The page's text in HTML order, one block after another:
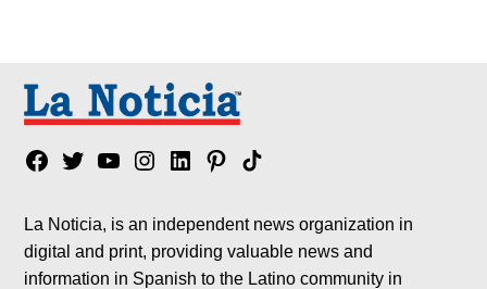
Facebook
TwitterYouTubeInstagram
LinkedinPinterest
Tik
La Noticia, is an independent news organization in
digital and print, providing valuable news and
information in Spanish to the Latino community in